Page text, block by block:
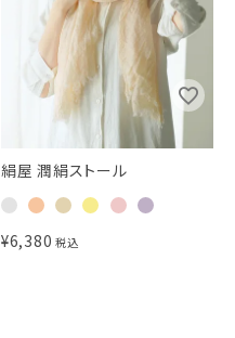
絹屋 潤絹ストール
¥6,380 税込